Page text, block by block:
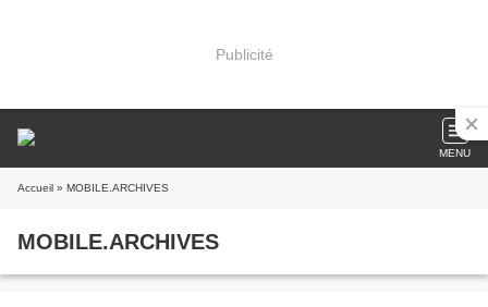
Publicité
MENU
Accueil » MOBILE.ARCHIVES
MOBILE.ARCHIVES